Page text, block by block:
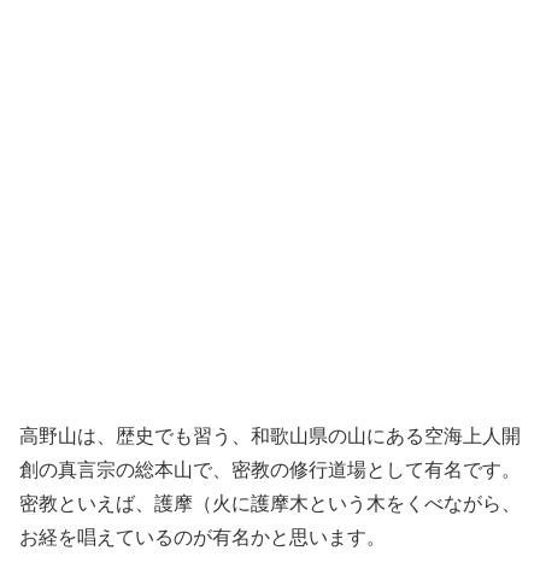
高野山は、歴史でも習う、和歌山県の山にある空海上人開
創の真言宗の総本山で、密教の修行道場として有名です。
密教といえば、護摩（火に護摩木という木をくべながら、
お経を唱えているのが有名かと思います。